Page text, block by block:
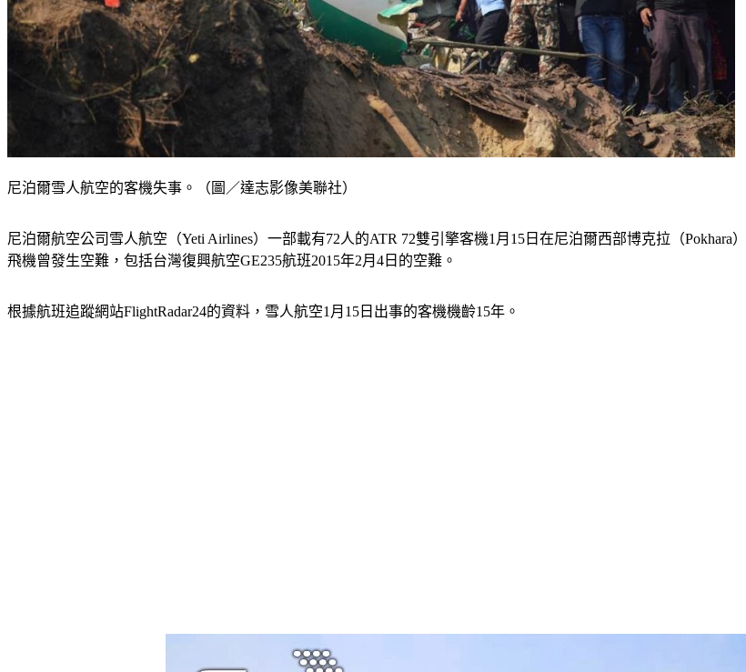
尼泊爾雪人航空的客機失事。（圖／達志影像美聯社）
尼泊爾航空公司雪人航空（Yeti Airlines）一部載有72人的ATR 72雙引擎客機1月15日在尼泊爾西部博克拉（
飛機曾發生空難，包括台灣復興航空GE235航班2015年2月4日的空難。
根據航班追蹤網站FlightRadar24的資料，雪人航空1月15日出事的客機機齡15年。